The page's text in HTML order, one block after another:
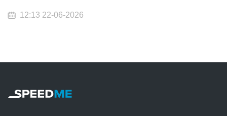
12:13 22-06-2026